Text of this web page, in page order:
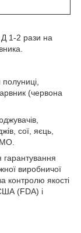
Д 1-2 рази на
(червона
сої, яєць,
виробничої
контролю якості
(FDA) і